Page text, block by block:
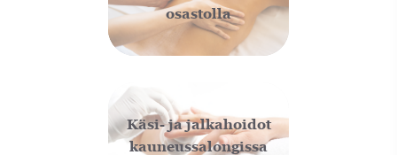
osastolla
Käsi- ja jalkahoidot
kauneussalongissa